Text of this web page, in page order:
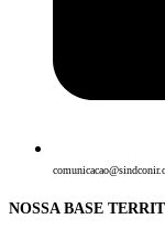
NOSSA BASE